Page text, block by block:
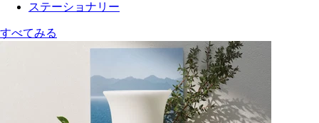
ステーショナリー
すべてみる